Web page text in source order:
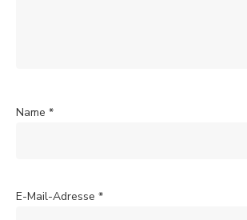
Name *
E-Mail-Adresse *